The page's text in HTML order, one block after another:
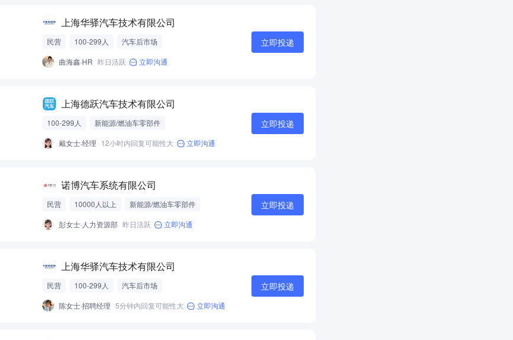
上海华驿汽车技术有限公司
民营 100-299人
汽车后市场
曲海鑫·HR 昨日活跃 立即沟通
立即投递
上海德跃汽车技术有限公司
100-299人
新能源/燃油车零部件
戴女士·经理 12小时内回复可能性大 立即沟通
立即投递
诺博汽车系统有限公司
民营 10000人以上
新能源/燃油车零部件
彭女士·人力资源部 昨日活跃 立即沟通
立即投递
上海华驿汽车技术有限公司
民营 100-299人
汽车后市场
陈女士·招聘经理 5分钟内回复可能性大 立即沟通
立即投递